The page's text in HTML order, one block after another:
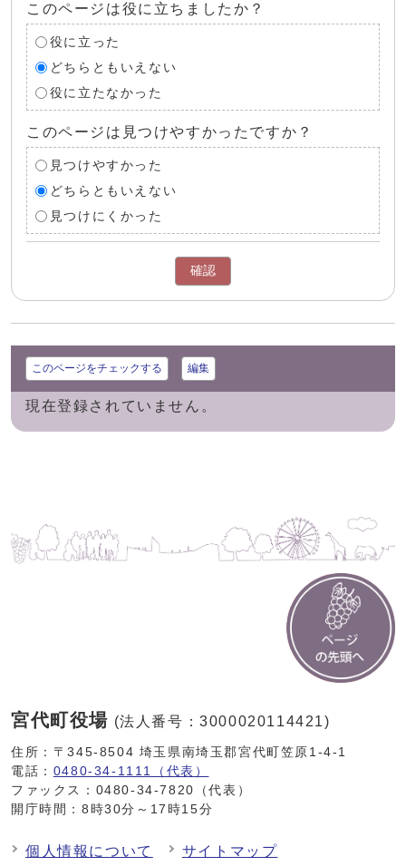
このページは役に立ちましたか？
役に立った
どちらともいえない
役に立たなかった
このページは見つけやすかったですか？
見つけやすかった
どちらともいえない
見つけにくかった
確認
このページをチェックする 編集
現在登録されていません。
宮代町役場 (法人番号：3000020114421)
住所：〒345-8504 埼玉県南埼玉郡宮代町笠原1-4-1
電話： 0480-34-1111（代表）
ファックス：0480-34-7820（代表）
開庁時間：8時30分～17時15分
個人情報について サイトマップ